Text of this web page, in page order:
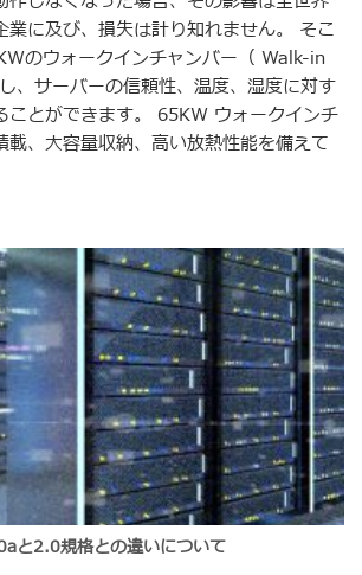
業に及び、損失は計り知れません。 そこ
のウォークインチャンバー（ Walk-in
、サーバーの信頼性、温度、湿度に対す
ことができます。 65KW ウォークインチ
載、大容量収納、高い放熱性能を備えて
と2.0規格との違いについて